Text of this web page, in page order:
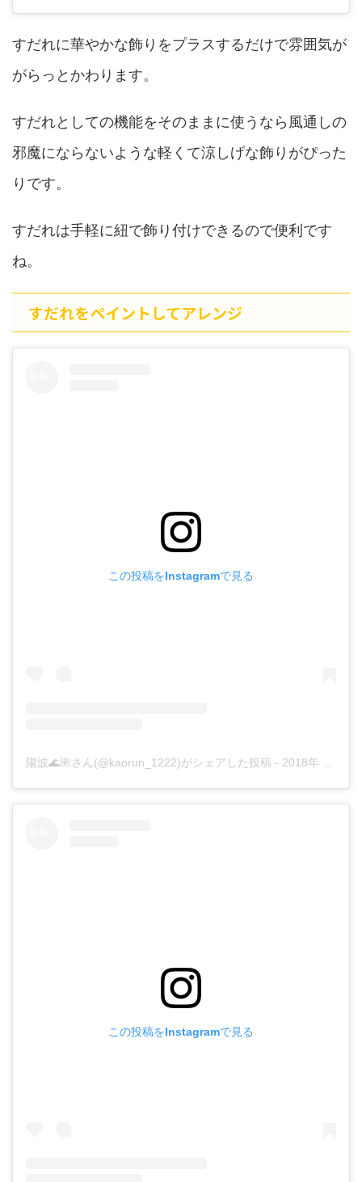
すだれに華やかな飾りをプラスするだけで雰囲気が
がらっとかわります。
すだれとしての機能をそのままに使うなら風通しの
邪魔にならないような軽くて涼しげな飾りがぴった
りです。
すだれは手軽に紐で飾り付けできるので便利です
ね。
すだれをペイントしてアレンジ
この投稿をInstagramで見る
陽波🌊🌺さん(@kaorun_1222)がシェアした投稿 - 2018年 9月月27日午後11時47分PDT
この投稿をInstagramで見る